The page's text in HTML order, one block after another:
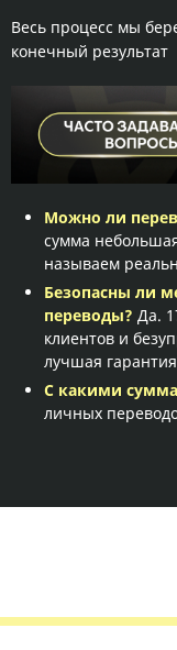
Весь процесс мы
конечный результат
Можно ли
сумма
называем
Безопасны ли
переводы? Да.
клиентов и
лучшая
С какими
личных